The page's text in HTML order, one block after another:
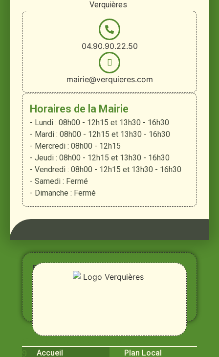
Verquières
04.90.90.22.50
mairie@verquieres.com
Horaires de la Mairie
- Lundi : 08h00 - 12h15 et 13h30 - 16h30
- Mardi : 08h00 - 12h15 et 13h30 - 16h30
- Mercredi : 08h00 - 12h15
- Jeudi : 08h00 - 12h15 et 13h30 - 16h30
- Vendredi : 08h00 - 12h15 et 13h30 - 16h30
- Samedi : Fermé
- Dimanche : Fermé
Entre
Rhône,
Alpilles
et
Durance
Accueil Plan Local